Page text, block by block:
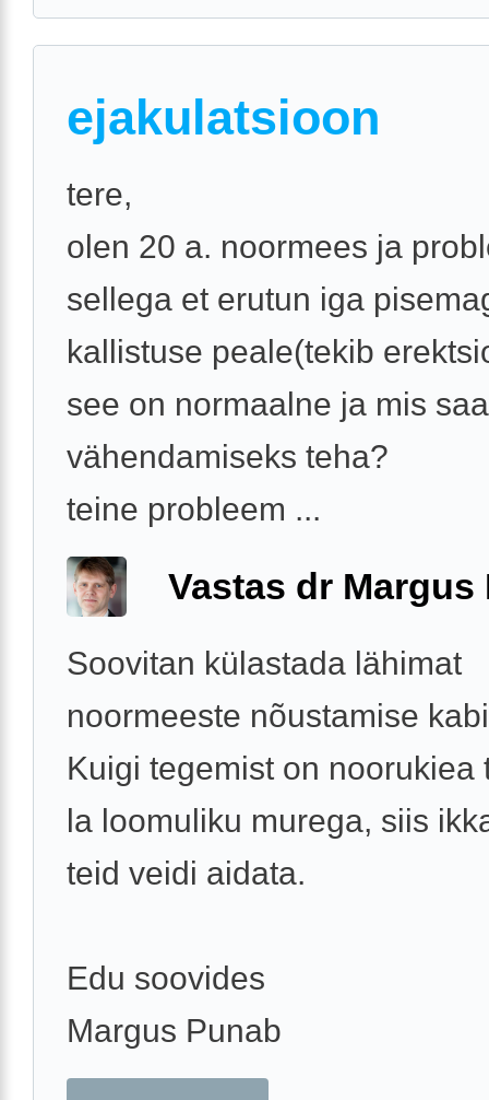
ejakulatsioon
tere,
olen 20 a. noormees ja
sellega et erutun iga
kallistuse peale(tekib
see on normaalne ja mis
vähendamiseks teha?
teine probleem ...
Vastas dr Margus
Soovitan külastada lähimat
noormeeste nõustamise
Kuigi tegemist on noorukiea
la loomuliku murega, siis
teid veidi aidata.
Edu soovides
Margus Punab